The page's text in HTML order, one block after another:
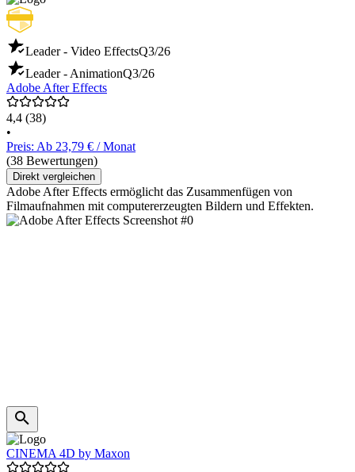
Leader - Video EffectsQ3/26
Leader - AnimationQ3/26
Adobe After Effects
4,4 (38)
•
Preis: Ab 23,79 € / Monat
(38 Bewertungen)
Direkt vergleichen
Adobe After Effects ermöglicht das Zusammenfügen von
Filmaufnahmen mit computererzeugten Bildern und Effekten.
CINEMA 4D by Maxon